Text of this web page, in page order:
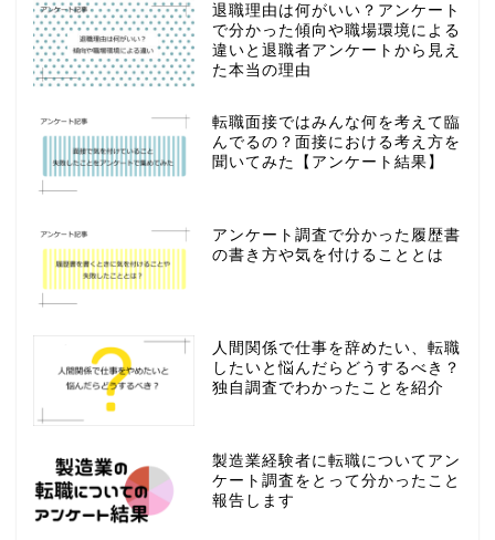
退職理由は何がいい？アンケート
で分かった傾向や職場環境による
違いと退職者アンケートから見え
た本当の理由
転職面接ではみんな何を考えて臨
んでるの？面接における考え方を
聞いてみた【アンケート結果】
アンケート調査で分かった履歴書
の書き方や気を付けることとは
人間関係で仕事を辞めたい、転職
したいと悩んだらどうするべき？
独自調査でわかったことを紹介
製造業経験者に転職についてアン
ケート調査をとって分かったこと
報告します